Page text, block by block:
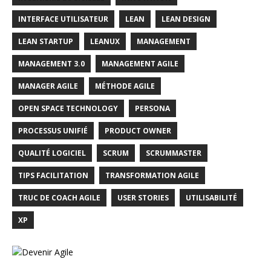
INTERFACE UTILISATEUR LEAN LEAN DESIGN
LEAN STARTUP LEANUX MANAGEMENT
MANAGEMENT 3.0 MANAGEMENT AGILE
MANAGER AGILE MÉTHODE AGILE
OPEN SPACE TECHNOLOGY PERSONA
PROCESSUS UNIFIÉ PRODUCT OWNER
QUALITÉ LOGICIEL SCRUM SCRUMMASTER
TIPS FACILITATION TRANSFORMATION AGILE
TRUC DE COACH AGILE USER STORIES UTILISABILITÉ
XP